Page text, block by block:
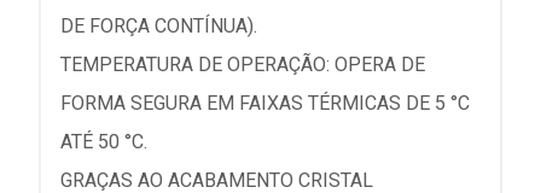
DE FORÇA CONTÍNUA).
TEMPERATURA DE OPERAÇÃO: OPERA DE
FORMA SEGURA EM FAIXAS TÉRMICAS DE 5 °C
ATÉ 50 °C.
GRAÇAS AO ACABAMENTO CRISTAL